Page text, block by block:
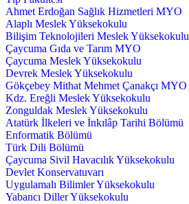
Ahmet Erdoğan Sağlık Hizmetleri MYO
Alaplı Meslek Yüksekokulu
Bilişim Teknolojileri Meslek Yüksekokulu
Çaycuma Gıda ve Tarım MYO
Çaycuma Meslek Yüksekokulu
Devrek Meslek Yüksekokulu
Gökçebey Mithat Mehmet Çanakçı MYO
Kdz. Ereğli Meslek Yüksekokulu
Zonguldak Meslek Yüksekokulu
Atatürk İlkeleri ve İnkılâp Tarihi Bölümü
Enformatik Bölümü
Türk Dili Bölümü
Çaycuma Sivil Havacılık Yüksekokulu
Devlet Konservatuvarı
Uygulamalı Bilimler Yüksekokulu
Yabancı Diller Yüksekokulu